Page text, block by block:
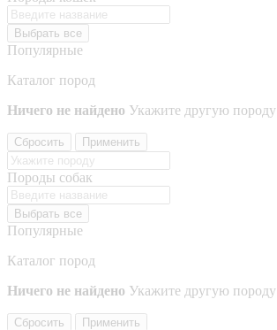
Выбрать все
Популярные
Каталог пород
Ничего не найдено Укажите другую породу
Сбросить Применить
Породы собак
Выбрать все
Популярные
Каталог пород
Ничего не найдено Укажите другую породу
Сбросить Применить